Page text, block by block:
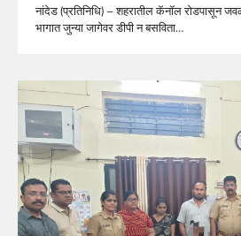
नांदेड (प्रतिनिधि) – शहरातील कॅनॉल रोडपासून
भागात जुन्या जागेवर डीपी न बसविता…